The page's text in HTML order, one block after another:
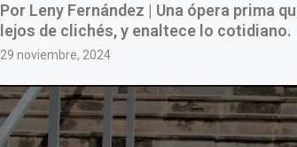
Por Leny Fernández | Una ópera prima
lejos de clichés, y enaltece lo cotidiano.
29 noviembre, 2024